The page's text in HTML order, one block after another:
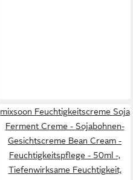
mixsoon Feuchtigkeitscreme Soja
Ferment Creme - Sojabohnen-
Gesichtscreme Bean Cream -
Feuchtigkeitspflege - 50ml -,
Tiefenwirksame Feuchtigkeit,